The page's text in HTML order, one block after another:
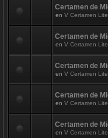
Certamen de
en V Certamen
Certamen de
en V Certamen
Certamen de
en V Certamen
Certamen de
en V Certamen
Certamen de
en V Certamen